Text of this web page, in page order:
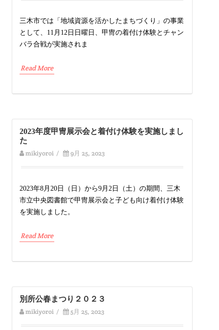
三木市では「地域資源を活かしたまちづくり」の事業
として、11月12日日曜日、甲冑の着付け体験とチャン
バラ合戦が実施されま
Read More
2023年度甲冑展示会と着付け体験を実施しまし
た
mikiyoroi / 9月 25, 2023
2023年8月20日（日）から9月2日（土）の期間、三木
市立中央図書館で甲冑展示会と子ども向け着付け体験
を実施しました。
Read More
別所公春まつり２０２３
mikiyoroi / 5月 25, 2023